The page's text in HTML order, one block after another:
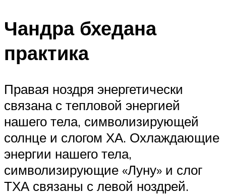
Чандра бхедана
практика
Правая ноздря энергетически
связана с тепловой энергией
нашего тела, символизирующей
солнце и слогом ХА. Охлаждающие
энергии нашего тела,
символизирующие «Луну» и слог
ТХА связаны с левой ноздрей.